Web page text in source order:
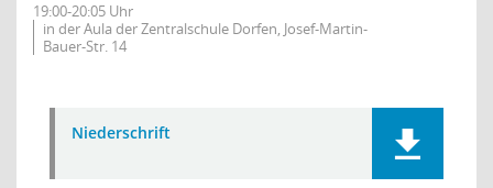
19:00-20:05 Uhr
in der Aula der Zentralschule Dorfen, Josef-Martin-
Bauer-Str. 14
Niederschrift